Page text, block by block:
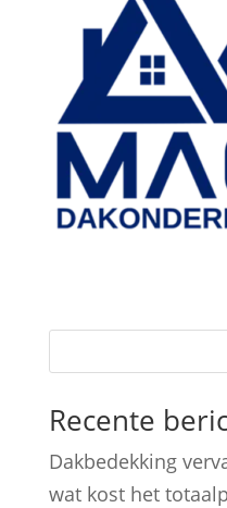
Recente
Dakbedekking
wat kost het